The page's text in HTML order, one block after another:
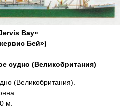
Bay»
Бей»)
судно (Великобритания)
(Великобритания).
м.